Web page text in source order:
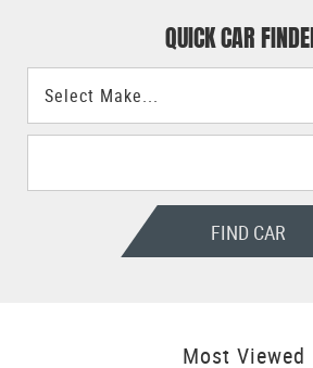
QUICK CAR
FIND CAR
Most Viewed